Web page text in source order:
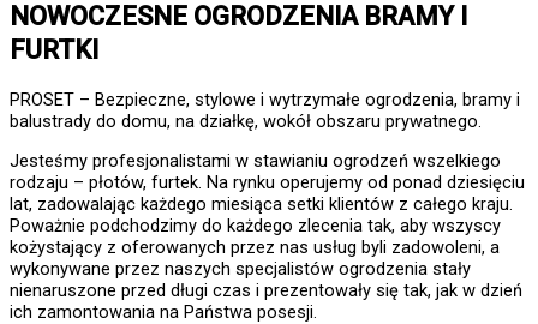
NOWOCZESNE OGRODZENIA BRAMY I
FURTKI
PROSET – Bezpieczne, stylowe i wytrzymałe ogrodzenia, bramy i
balustrady do domu, na działkę, wokół obszaru prywatnego.
Jesteśmy profesjonalistami w stawianiu ogrodzeń wszelkiego
rodzaju – płotów, furtek. Na rynku operujemy od ponad dziesięciu
lat, zadowalając każdego miesiąca setki klientów z całego kraju.
Poważnie podchodzimy do każdego zlecenia tak, aby wszyscy
kożystający z oferowanych przez nas usług byli zadowoleni, a
wykonywane przez naszych specjalistów ogrodzenia stały
nienaruszone przed długi czas i prezentowały się tak, jak w dzień
ich zamontowania na Państwa posesji.